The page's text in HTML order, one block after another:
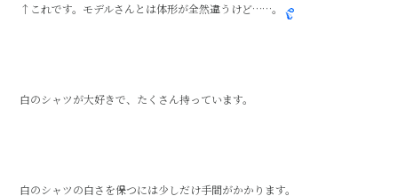
↑これです。モデルさんとは体形が全然違うけど……。
白のシャツが大好きで、たくさん持っています。
白のシャツの白さを保つには少しだけ手間がかかります。